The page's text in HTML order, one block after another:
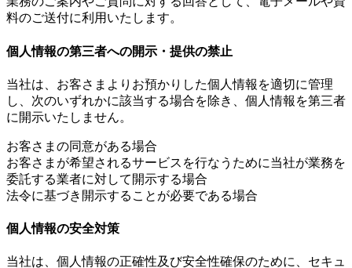
料のご送付に利用いたします。
個人情報の第三者への開示・提供の禁止
当社は、お客さまよりお預かりした個人情報を適切に管理
し、次のいずれかに該当する場合を除き、個人情報を第三者
に開示いたしません。
お客さまの同意がある場合
お客さまが希望されるサービスを行なうために当社が業務を
委託する業者に対して開示する場合
法令に基づき開示することが必要である場合
個人情報の安全対策
当社は、個人情報の正確性及び安全性確保のために、セキュ